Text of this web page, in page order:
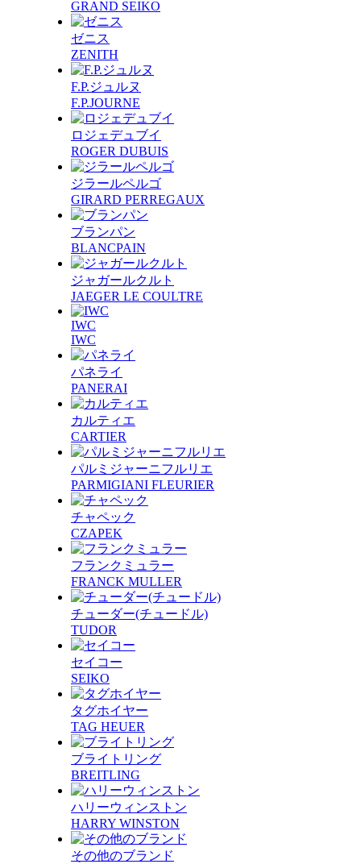
GRAND SEIKO
ゼニス
ZENITH
F.P.ジュルヌ
F.P.JOURNE
ロジェデュブイ
ROGER DUBUIS
ジラールペルゴ
GIRARD PERREGAUX
ブランパン
BLANCPAIN
ジャガールクルト
JAEGER LE COULTRE
IWC
IWC
パネライ
PANERAI
カルティエ
CARTIER
パルミジャーニフルリエ
PARMIGIANI FLEURIER
チャペック
CZAPEK
フランクミュラー
FRANCK MULLER
チューダー(チュードル)
TUDOR
セイコー
SEIKO
タグホイヤー
TAG HEUER
ブライトリング
BREITLING
ハリーウィンストン
HARRY WINSTON
その他のブランド